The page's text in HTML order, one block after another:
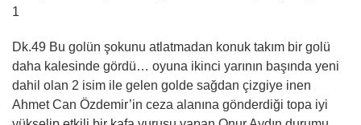
1
Dk.49 Bu golün şokunu atlatmadan konuk takım bir golü
daha kalesinde gördü… oyuna ikinci yarının başında yeni
dahil olan 2 isim ile gelen golde sağdan çizgiye inen
Ahmet Can Özdemir’in ceza alanına gönderdiği topa iyi